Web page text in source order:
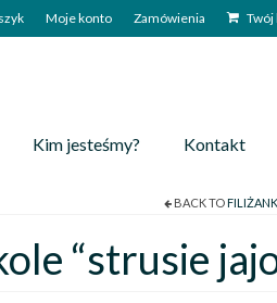
Moje konto Zamówienia Twój
Kim jesteśmy? Kontakt
BACK TO
“strusie